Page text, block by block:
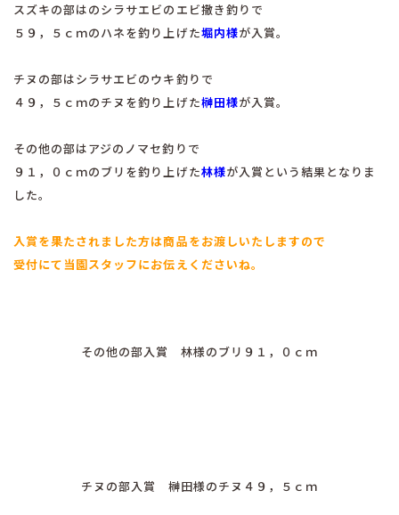
スズキの部はのシラサエビのエビ撒き釣りで
５９，５ｃｍのハネを釣り上げた堀内様が入賞。
チヌの部はシラサエビのウキ釣りで
４９，５ｃｍのチヌを釣り上げた榊田様が入賞。
その他の部はアジのノマセ釣りで
９１，０ｃｍのブリを釣り上げた林様が入賞という結果となりま
した。
入賞を果たされました方は商品をお渡しいたしますので
受付にて当園スタッフにお伝えくださいね。
その他の部入賞 林様のブリ９１，０ｃｍ
チヌの部入賞 榊田様のチヌ４９，５ｃｍ